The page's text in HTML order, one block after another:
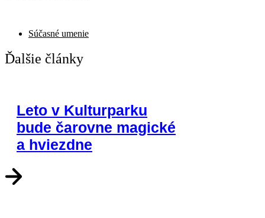
Súčasné umenie
Ďalšie články
Leto v Kulturparku
bude čarovne magické
a hviezdne